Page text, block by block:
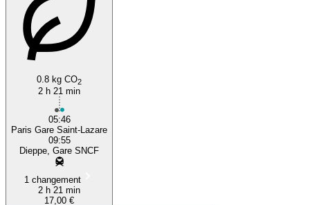
0.8 kg CO2
2 h 21 min
05:46
Paris Gare Saint-Lazare
09:55
Dieppe, Gare SNCF
1 changement
2 h 21 min
17,00 €